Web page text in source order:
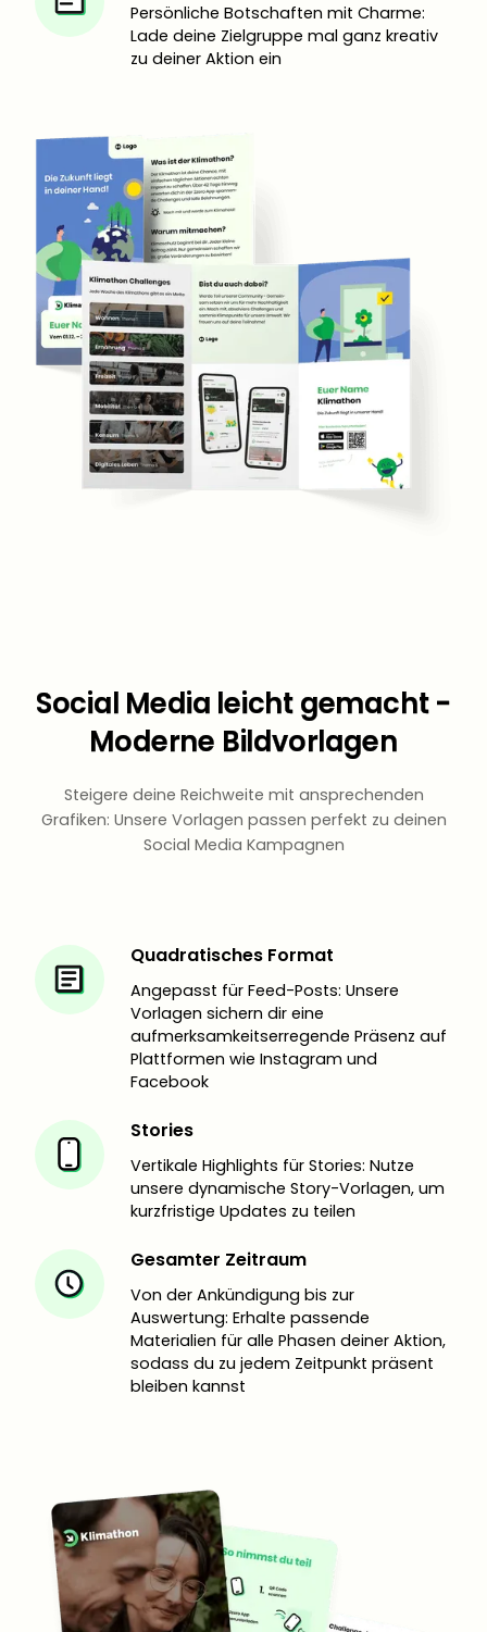
Persönliche Botschaften mit Charme:
Lade deine Zielgruppe mal ganz kreativ
zu deiner Aktion ein
Social Media leicht gemacht -
Moderne Bildvorlagen
Steigere deine Reichweite mit ansprechenden
Grafiken: Unsere Vorlagen passen perfekt zu deinen
Social Media Kampagnen
Quadratisches Format
Angepasst für Feed-Posts: Unsere
Vorlagen sichern dir eine
aufmerksamkeitserregende Präsenz auf
Plattformen wie Instagram und
Facebook
Stories
Vertikale Highlights für Stories: Nutze
unsere dynamische Story-Vorlagen, um
kurzfristige Updates zu teilen
Gesamter Zeitraum
Von der Ankündigung bis zur
Auswertung: Erhalte passende
Materialien für alle Phasen deiner Aktion,
sodass du zu jedem Zeitpunkt präsent
bleiben kannst